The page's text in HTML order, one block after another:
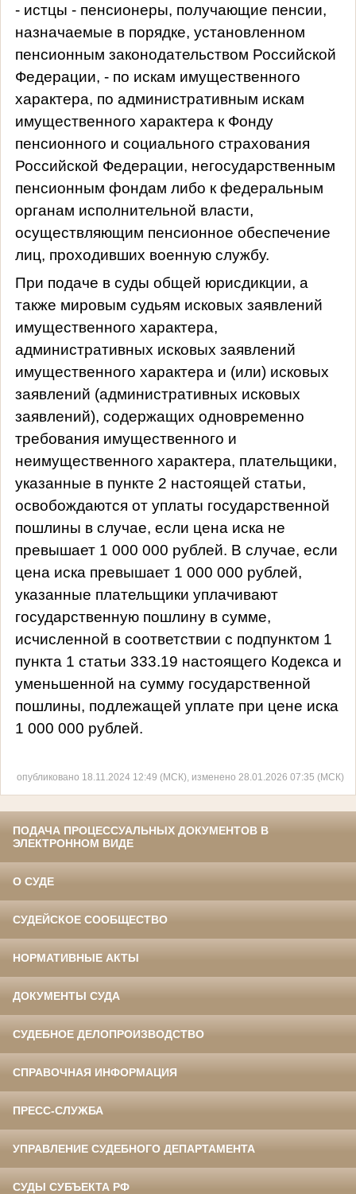
- истцы - пенсионеры, получающие пенсии,
назначаемые в порядке, установленном
пенсионным законодательством Российской
Федерации, - по искам имущественного
характера, по административным искам
имущественного характера к Фонду
пенсионного и социального страхования
Российской Федерации, негосударственным
пенсионным фондам либо к федеральным
органам исполнительной власти,
осуществляющим пенсионное обеспечение
лиц, проходивших военную службу.
При подаче в суды общей юрисдикции, а
также мировым судьям исковых заявлений
имущественного характера,
административных исковых заявлений
имущественного характера и (или) исковых
заявлений (административных исковых
заявлений), содержащих одновременно
требования имущественного и
неимущественного характера, плательщики,
указанные в пункте 2 настоящей статьи,
освобождаются от уплаты государственной
пошлины в случае, если цена иска не
превышает 1 000 000 рублей. В случае, если
цена иска превышает 1 000 000 рублей,
указанные плательщики уплачивают
государственную пошлину в сумме,
исчисленной в соответствии с подпунктом 1
пункта 1 статьи 333.19 настоящего Кодекса и
уменьшенной на сумму государственной
пошлины, подлежащей уплате при цене иска
1 000 000 рублей.
опубликовано 18.11.2024 12:49 (МСК), изменено 28.01.2026 07:35 (МСК)
ПОДАЧА ПРОЦЕССУАЛЬНЫХ ДОКУМЕНТОВ В
ЭЛЕКТРОННОМ ВИДЕ
О СУДЕ
СУДЕЙСКОЕ СООБЩЕСТВО
НОРМАТИВНЫЕ АКТЫ
ДОКУМЕНТЫ СУДА
СУДЕБНОЕ ДЕЛОПРОИЗВОДСТВО
СПРАВОЧНАЯ ИНФОРМАЦИЯ
ПРЕСС-СЛУЖБА
УПРАВЛЕНИЕ СУДЕБНОГО ДЕПАРТАМЕНТА
СУДЫ СУБЪЕКТА РФ